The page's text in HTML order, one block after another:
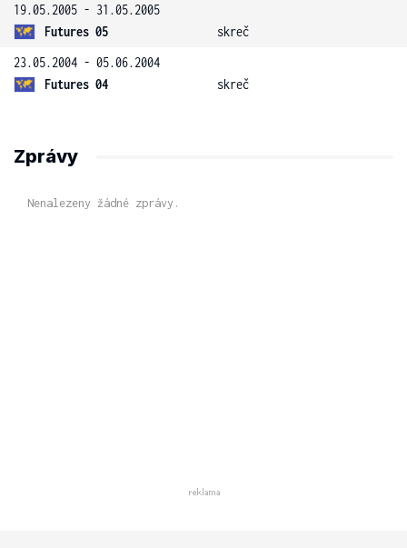
19.05.2005 - 31.05.2005
Futures 05
skreč
23.05.2004 - 05.06.2004
Futures 04
skreč
Zprávy
Nenalezeny žádné zprávy.